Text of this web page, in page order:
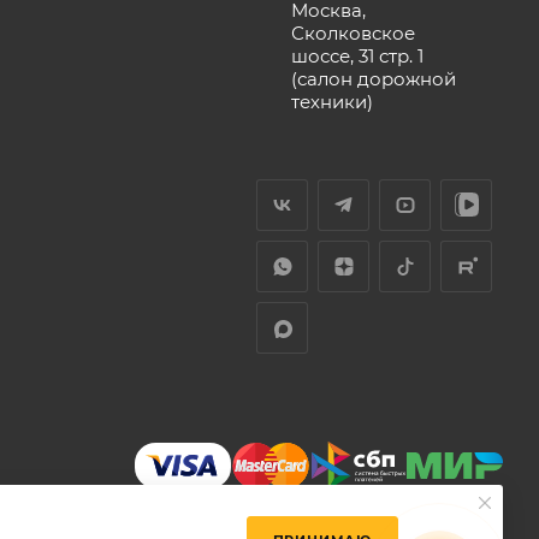
Москва,
Сколковское
шоссе, 31 стр. 1
(салон дорожной
техники)